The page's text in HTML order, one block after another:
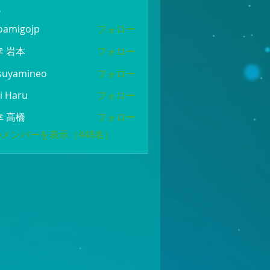
フォロー
岩本
フォロー
フォロー
Haru
フォロー
高橋
フォロー
ンバーを表示（448名）